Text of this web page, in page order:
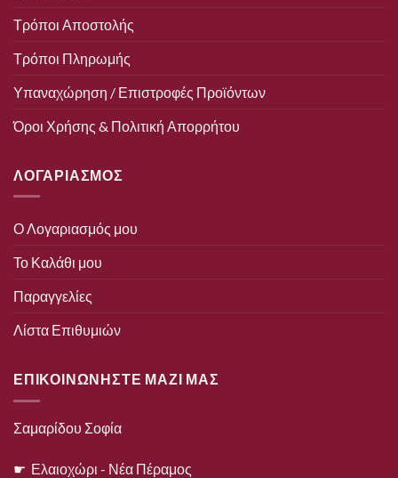
Τρόποι Αποστολής
Τρόποι Πληρωμής
Υπαναχώρηση / Επιστροφές Προϊόντων
Όροι Χρήσης & Πολιτική Απορρήτου
ΛΟΓΑΡΙΑΣΜΟΣ
Ο Λογαριασμός μου
Το Καλάθι μου
Παραγγελίες
Λίστα Επιθυμιών
ΕΠΙΚΟΙΝΩΝΗΣΤΕ ΜΑΖΙ ΜΑΣ
Σαμαρίδου Σοφία
☛ Ελαιοχώρι - Νέα Πέραμος